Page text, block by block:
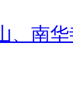
、南